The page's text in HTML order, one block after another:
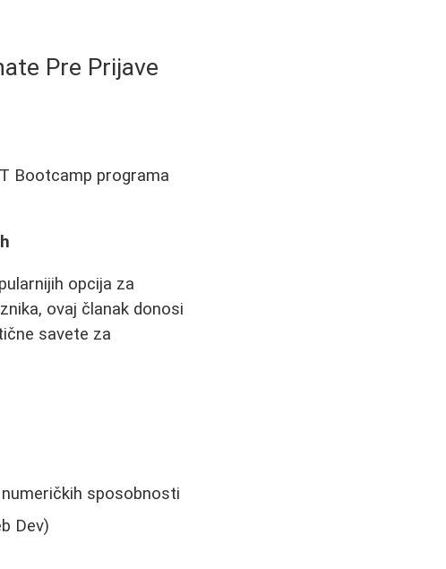
Pre Prijave
Bootcamp programa
opcija za
ovaj članak donosi
savete za
sposobnosti
Dev)